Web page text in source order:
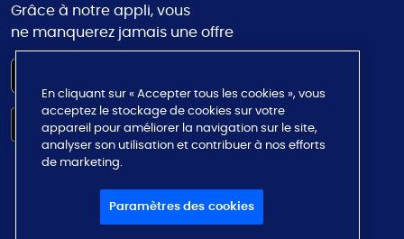
Grâce à notre appli, vous
ne manquerez jamais une offre
En cliquant sur « Accepter tous les cookies », vous
acceptez le stockage de cookies sur votre
appareil pour améliorer la navigation sur le site,
analyser son utilisation et contribuer à nos efforts
de marketing.
Paramètres des cookies